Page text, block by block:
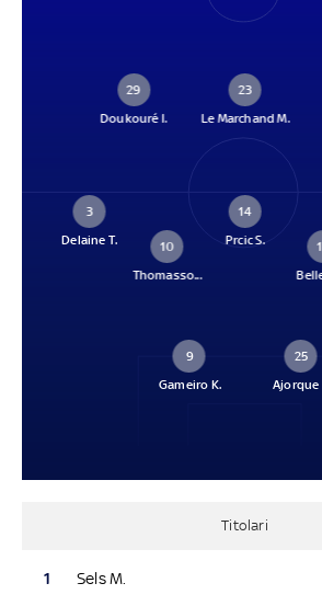
29
Doukouré I.
23
Le Marchand M.
3
Delaine T.
10
Thomasso...
14
Prcic S.
9
Gameiro K.
25
Ajorque
Titolari
1 Sels M.